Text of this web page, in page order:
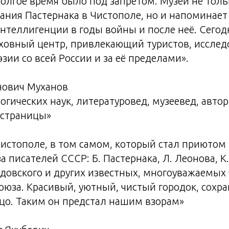
Пастернака в Чистополе, но и
в годы войны и после неё.
центр, привлекающий туристов,
со всей России и за её пределами».
Муханов
наук, литературовед, музеевед,
в том самом, который стал
писателей СССР: Б. Пастернака, Л. Леонова,
и других известных, многоуважаемых
Красивый, уютный, чистый городок,
Таким он предстал нашим взорам»